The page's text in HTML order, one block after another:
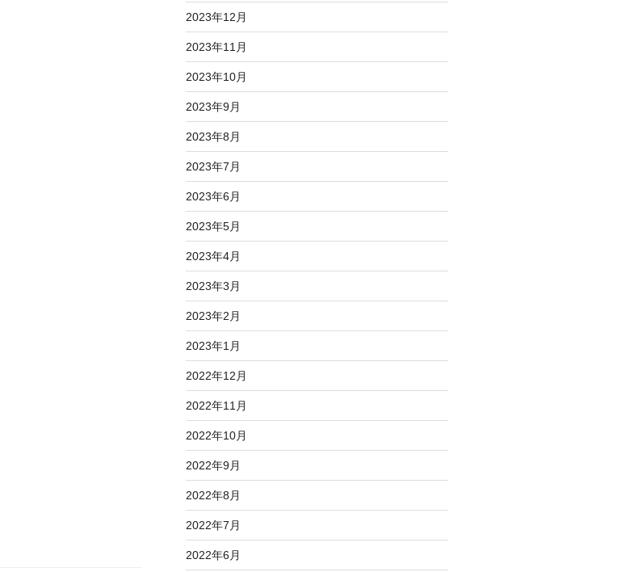
2023年12月
2023年11月
2023年10月
2023年9月
2023年8月
2023年7月
2023年6月
2023年5月
2023年4月
2023年3月
2023年2月
2023年1月
2022年12月
2022年11月
2022年10月
2022年9月
2022年8月
2022年7月
2022年6月